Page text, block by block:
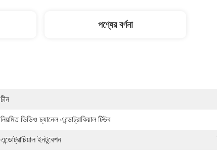
পণ্যের বর্ণনা
চীন
নিয়মিত ভিডিও চ্যানেল এন্ডোট্রাকিয়াল টিউব
এন্ডোট্রাচিয়াল ইনটুবেশন